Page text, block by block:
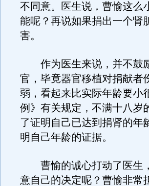
不同意。医生说，曹愉这么
能呢？再说如果捐出一个肾
害。
作为医生来说，并不鼓
官，毕竟器官移植对捐献者
弱，看起来比实际年龄要小
例》有关规定，不满十八岁
了证明自己已达到捐肾的年
明自己年龄的证据。
曹愉的诚心打动了医生
意自己的决定呢？曹愉非常